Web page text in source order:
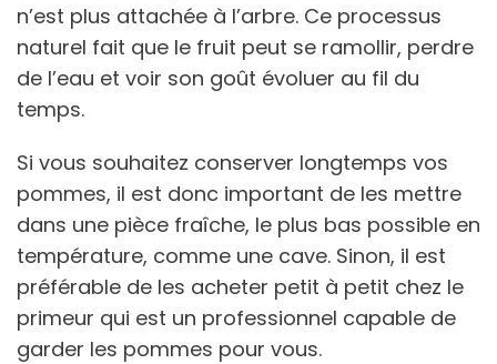
n’est plus attachée à l’arbre. Ce processus
naturel fait que le fruit peut se ramollir, perdre
de l’eau et voir son goût évoluer au fil du
temps.
Si vous souhaitez conserver longtemps vos
pommes, il est donc important de les mettre
dans une pièce fraîche, le plus bas possible en
température, comme une cave. Sinon, il est
préférable de les acheter petit à petit chez le
primeur qui est un professionnel capable de
garder les pommes pour vous.